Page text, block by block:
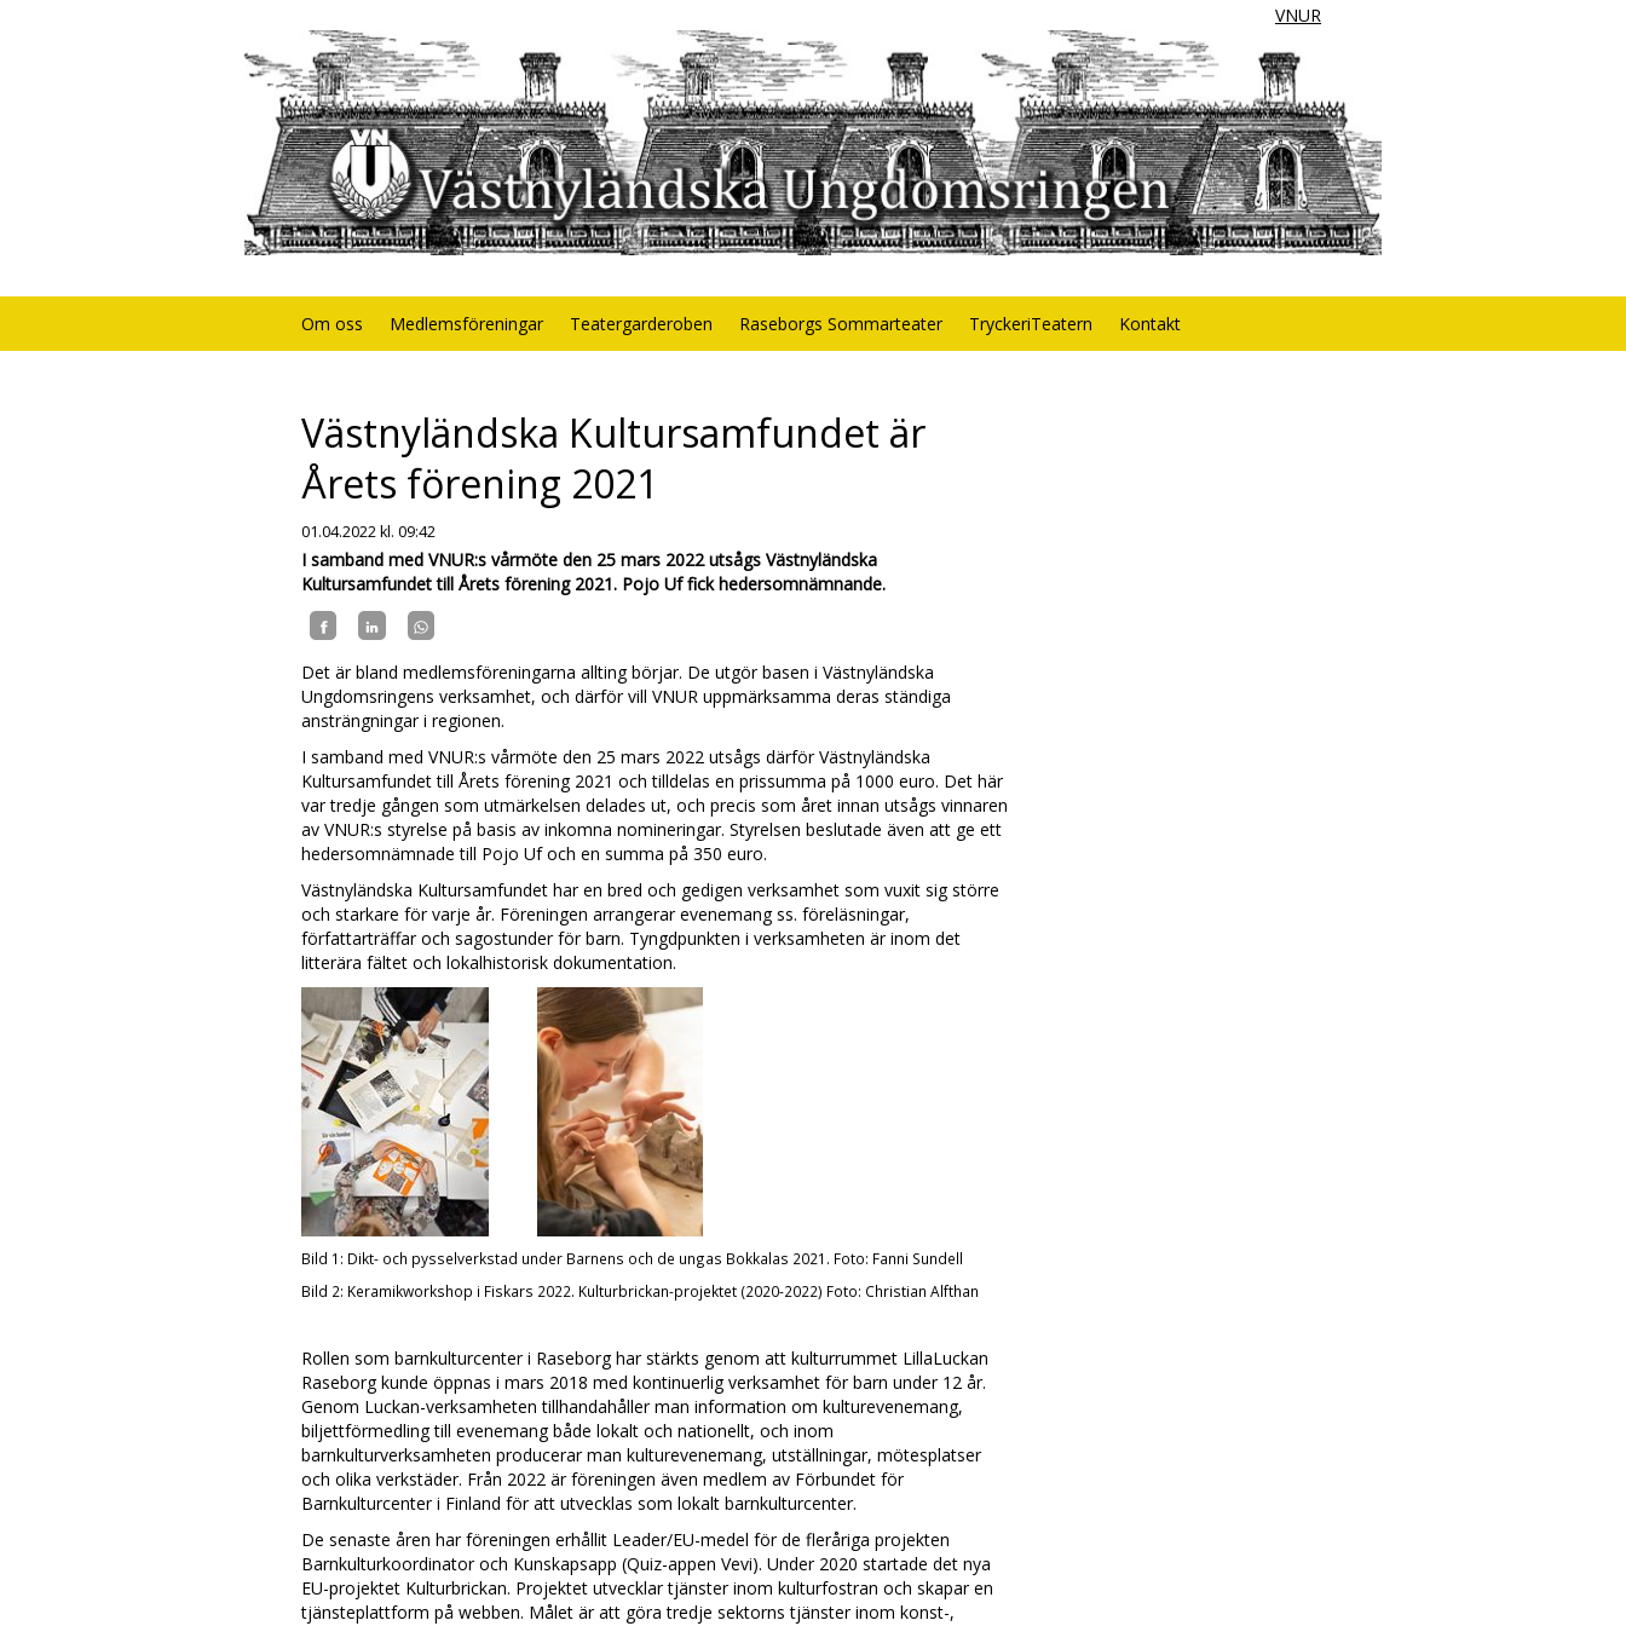
VNUR
Om oss Medlemsföreningar Teatergarderoben Raseborgs Sommarteater TryckeriTeatern Kontakt
Västnyländska Kultursamfundet är
Årets förening 2021
01.04.2022kl. 09:42
I samband med VNUR:s vårmöte den 25 mars 2022 utsågs Västnyländska
Kultursamfundet till Årets förening 2021. Pojo Uf fick hedersomnämnande.
Det är bland medlemsföreningarna allting börjar. De utgör basen i Västnyländska
Ungdomsringens verksamhet, och därför vill VNUR uppmärksamma deras ständiga
ansträngningar i regionen.
I samband med VNUR:s vårmöte den 25 mars 2022 utsågs därför Västnyländska
Kultursamfundet till Årets förening 2021 och tilldelas en prissumma på 1000 euro. Det här
var tredje gången som utmärkelsen delades ut, och precis som året innan utsågs vinnaren
av VNUR:s styrelse på basis av inkomna nomineringar. Styrelsen beslutade även att ge ett
hedersomnämnade till Pojo Uf och en summa på 350 euro.
Västnyländska Kultursamfundet har en bred och gedigen verksamhet som vuxit sig större
och starkare för varje år. Föreningen arrangerar evenemang ss. föreläsningar,
författarträffar och sagostunder för barn. Tyngdpunkten i verksamheten är inom det
litterära fältet och lokalhistorisk dokumentation.
Bild 1: Dikt- och pysselverkstad under Barnens och de ungas Bokkalas 2021. Foto: Fanni Sundell
Bild 2: Keramikworkshop i Fiskars 2022. Kulturbrickan-projektet (2020-2022) Foto: Christian Alfthan
Rollen som barnkulturcenter i Raseborg har stärkts genom att kulturrummet LillaLuckan
Raseborg kunde öppnas i mars 2018 med kontinuerlig verksamhet för barn under 12 år.
Genom Luckan-verksamheten tillhandahåller man information om kulturevenemang,
biljettförmedling till evenemang både lokalt och nationellt, och inom
barnkulturverksamheten producerar man kulturevenemang, utställningar, mötesplatser
och olika verkstäder. Från 2022 är föreningen även medlem av Förbundet för
Barnkulturcenter i Finland för att utvecklas som lokalt barnkulturcenter.
De senaste åren har föreningen erhållit Leader/EU-medel för de fleråriga projekten
Barnkulturkoordinator och Kunskapsapp (Quiz-appen Vevi). Under 2020 startade det nya
EU-projektet Kulturbrickan. Projektet utvecklar tjänster inom kulturfostran och skapar en
tjänsteplattform på webben. Målet är att göra tredje sektorns tjänster inom konst-,